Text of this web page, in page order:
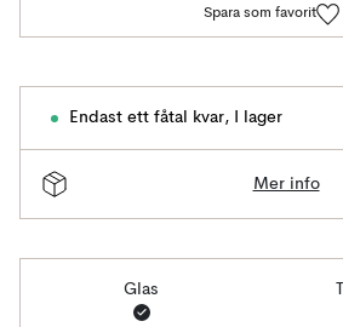
Spara som favorit
Endast ett fåtal kvar, I lager
Mer info
Glas